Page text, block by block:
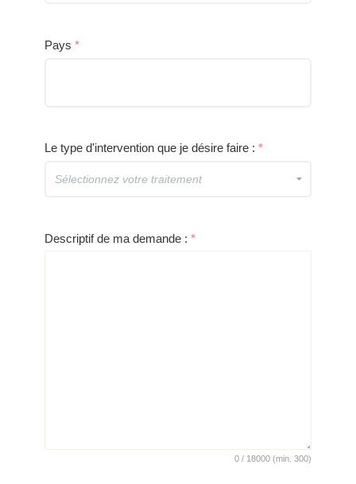
Pays *
Le type d'intervention que je désire faire : *
Descriptif de ma demande : *
0 / 18000 (min.300)